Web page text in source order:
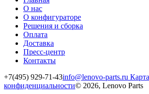
О нас
О конфигураторе
Решения и сборка
Оплата
Доставка
Пресс-центр
Контакты
+7(495) 929-71-43info@lenovo-parts.ru
конфиденциальности© 2026, Lenovo Parts